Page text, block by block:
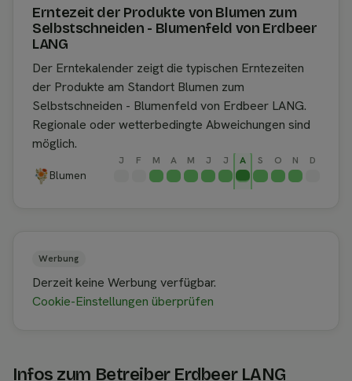
Erntezeit der Produkte von Blumen zum
Selbstschneiden - Blumenfeld von Erdbeer
LANG
Der Erntekalender zeigt die typischen Erntezeiten
der Produkte am Standort Blumen zum
Selbstschneiden - Blumenfeld von Erdbeer LANG.
Regionale oder wetterbedingte Abweichungen sind
möglich.
J F M A M J J A S O N D
Blumen
Werbung
Derzeit keine Werbung verfügbar.
Cookie-Einstellungen überprüfen
Infos zum Betreiber Erdbeer LANG